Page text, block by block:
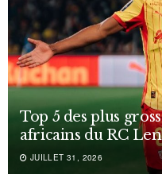
Top 5 des plus
africains du RC
JUILLET 31, 2026